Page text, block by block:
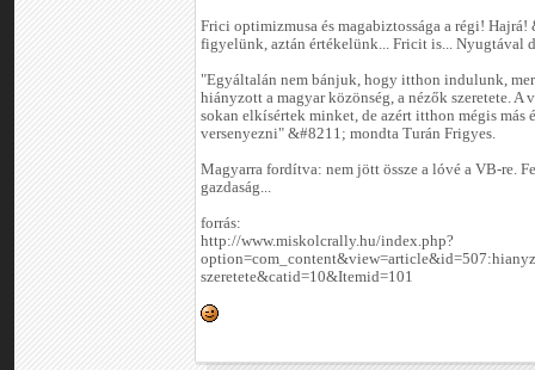
Frici optimizmusa és magabiztossága a régi!
figyelünk, aztán értékelünk... Fricit is... Nyugtával
"Egyáltalán nem bánjuk, hogy itthon indulunk,
hiányzott a magyar közönség, a nézők szeretete. A
sokan elkísértek minket, de azért itthon mégis más
versenyezni" &#8211; mondta Turán Frigyes.
Magyarra fordítva: nem jött össze a lóvé a VB-re.
gazdaság...
forrás:
http://www.miskolcrally.hu/index.php?
szeretete&catid=10&Itemid=101